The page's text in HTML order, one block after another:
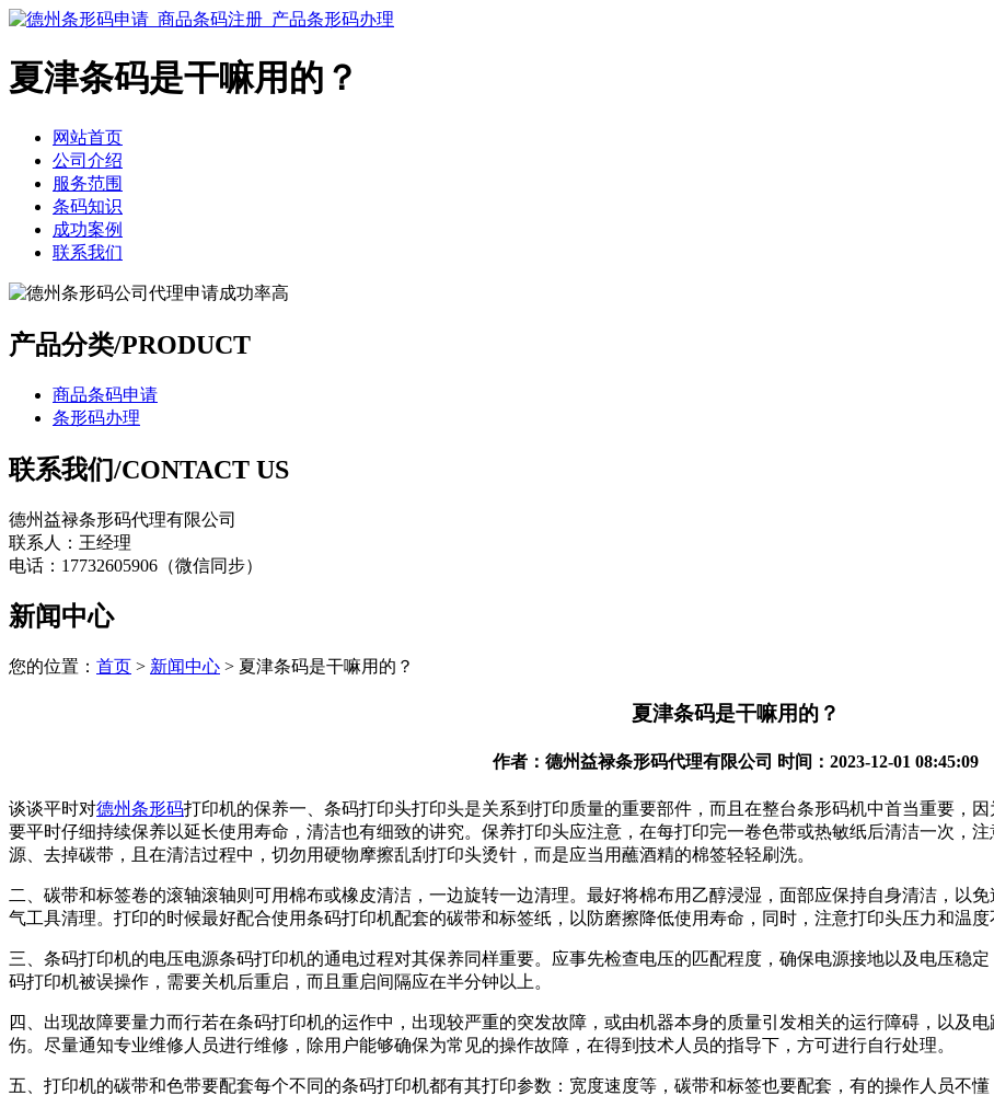
夏津条码是干嘛用的？
网站首页
公司介绍
服务范围
条码知识
成功案例
联系我们
产品分类/PRODUCT
商品条码申请
条形码办理
联系我们/CONTACT US
德州益禄条形码代理有限公司
联系人：王经理
电话：17732605906（微信同步）
新闻中心
您的位置： 首页 > 新闻中心 > 夏津条码是干嘛用的？
夏津条码是干嘛用的？
作者：德州益禄条形码代理有限公司 时间：2023-12-01 08:45:09
谈谈平时对德州条形码打印机的保养一、条码打印头打印头是关系到打印质量的重要部件，而且在整台条形码机中首当重要，
要平时仔细持续保养以延长使用寿命，清洁也有细致的讲究。保养打印头应注意，在每打印完一卷色带或热敏纸后清洁一次，
源、去掉碳带，且在清洁过程中，切勿用硬物摩擦乱刮打印头烫针，而是应当用蘸酒精的棉签轻轻刷洗。
二、碳带和标签卷的滚轴滚轴则可用棉布或橡皮清洁，一边旋转一边清理。最好将棉布用乙醇浸湿，面部应保持自身清洁，以
气工具清理。打印的时候最好配合使用条码打印机配套的碳带和标签纸，以防磨擦降低使用寿命，同时，注意打印头压力和温度
三、条码打印机的电压电源条码打印机的通电过程对其保养同样重要。应事先检查电压的匹配程度，确保电源接地以及电压稳
码打印机被误操作，需要关机后重启，而且重启间隔应在半分钟以上。
四、出现故障要量力而行若在条码打印机的运作中，出现较严重的突发故障，或由机器本身的质量引发相关的运行障碍，以及
伤。尽量通知专业维修人员进行维修，除用户能够确保为常见的操作故障，在得到技术人员的指导下，方可进行自行处理。
五、打印机的碳带和色带要配套每个不同的条码打印机都有其打印参数：宽度速度等，碳带和标签也要配套，有的操作人员不